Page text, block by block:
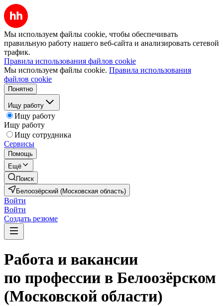
Мы используем файлы cookie, чтобы обеспечивать
правильную работу нашего веб-сайта и анализировать сетевой
трафик.
Правила использования файлов cookie
Мы используем файлы cookie. Правила использования
файлов cookie
Понятно
Ищу работу
Ищу работу
Ищу работу
Ищу сотрудника
Сервисы
Помощь
Ещё
Поиск
Белоозёрский (Московская область)
Войти
Войти
Создать резюме
Работа и вакансии
по профессии в Белоозёрском
(Московской области)